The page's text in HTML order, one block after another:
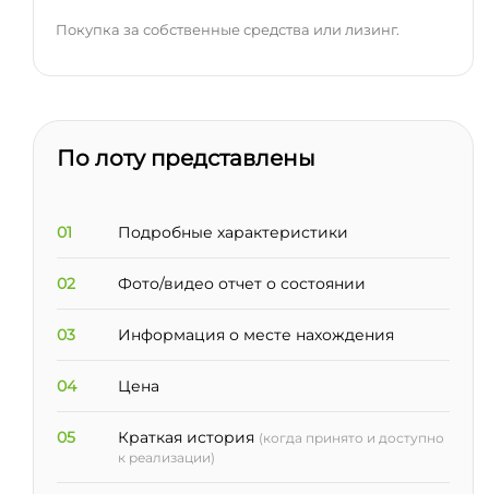
Покупка за собственные средства или лизинг.
По лоту представлены
01 Подробные характеристики
02 Фото/видео отчет о состоянии
03 Информация о месте нахождения
04 Цена
05 Краткая история (когда принято и доступно
к реализации)